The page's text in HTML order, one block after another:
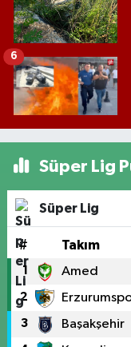
6
Süper Lig
Süper Lig
# Takım
1 Amed
2
3 Başakşehir